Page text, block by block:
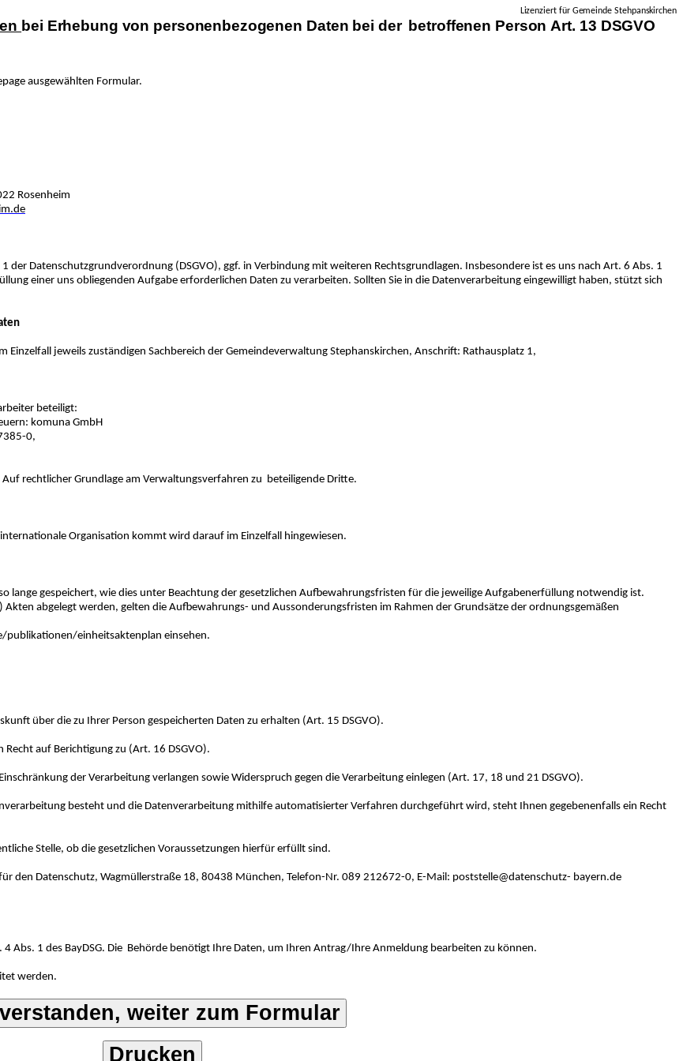
Lizenziert für Gemeinde Stehpanskirchen
bei Erhebung von personenbezogenen Daten bei der betroffenen Person Art. 13 DSGVO
ausgewählten Formular.
Rosenheim
der Datenschutzgrundverordnung (DSGVO), ggf. in Verbindung mit weiteren Rechtsgrundlagen. Insbesondere ist es uns nach Art. 6 Abs. 1
einer uns obliegenden Aufgabe erforderlichen Daten zu verarbeiten. Sollten Sie in die Datenverarbeitung eingewilligt haben, stützt sich
jeweils zuständigen Sachbereich der Gemeindeverwaltung Stephanskirchen, Anschrift: Rathausplatz 1,
beteiligt:
komuna GmbH
0,
rechtlicher Grundlage am Verwaltungsverfahren zu beteiligende Dritte.
Organisation kommt wird darauf im Einzelfall hingewiesen.
lange gespeichert, wie dies unter Beachtung der gesetzlichen Aufbewahrungsfristen für die jeweilige Aufgabenerfüllung notwendig ist.
abgelegt werden, gelten die Aufbewahrungs- und Aussonderungsfristen im Rahmen der Grundsätze der ordnungsgemäßen
einheitsaktenplan einsehen.
über die zu Ihrer Person gespeicherten Daten zu erhalten (Art. 15 DSGVO).
auf Berichtigung zu (Art. 16 DSGVO).
der Verarbeitung verlangen sowie Widerspruch gegen die Verarbeitung einlegen (Art. 17, 18 und 21 DSGVO).
besteht und die Datenverarbeitung mithilfe automatisierter Verfahren durchgeführt wird, steht Ihnen gegebenenfalls ein Recht
Stelle, ob die gesetzlichen Voraussetzungen hierfür erfüllt sind.
den Datenschutz, Wagmüllerstraße 18, 80438 München, Telefon-Nr. 089 212672-0, E-Mail: poststelle@datenschutz- bayern.de
Abs. 1 des BayDSG. Die Behörde benötigt Ihre Daten, um Ihren Antrag/Ihre Anmeldung bearbeiten zu können.
werden.